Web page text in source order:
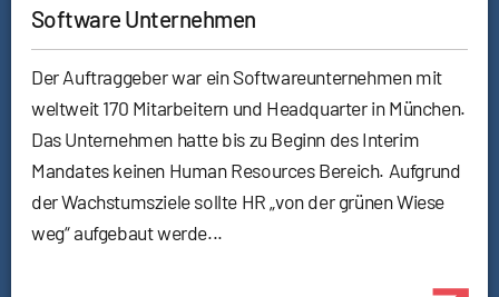
Software Unternehmen
Der Auftraggeber war ein Softwareunternehmen mit
weltweit 170 Mitarbeitern und Headquarter in München.
Das Unternehmen hatte bis zu Beginn des Interim
Mandates keinen Human Resources Bereich. Aufgrund
der Wachstumsziele sollte HR „von der grünen Wiese
weg“ aufgebaut werde...